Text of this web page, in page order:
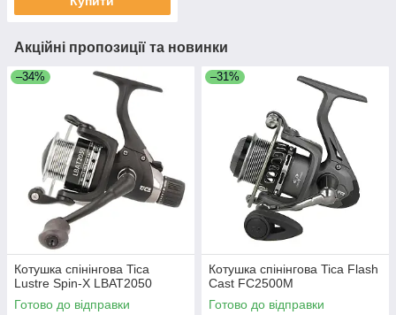
Акційні пропозиції та новинки
–34%
Котушка спінінгова Tica
Lustre Spin-X LBAT2050
Готово до відправки
–31%
Котушка спінінгова Tica Flash
Cast FC2500M
Готово до відправки